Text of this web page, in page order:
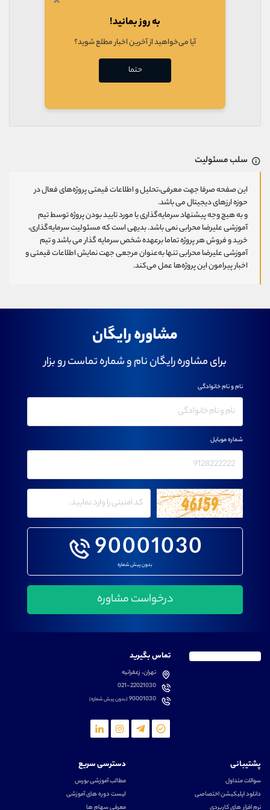
سلب مسئولیت
این صفحه صرفا جهت معرفی،تحلیل و اطلاعات قیمتی پروژه‌های فعال در
حوزه ارزهای دیجیتال می باشد.
و به هیچ وجه پیشنهاد سرمایه‌گذاری یا مورد تایید بودن پروژه توسط تیم
آموزشی علیرضا محرابی نمی باشد. بدیهی است که مسئولیت سرمایه‌گذاری،
خرید و فروش هر پروژه تماما برعهده شخص سرمایه گذار می باشد و تیم
آموزشی علیرضا محرابی تنها به‌عنوان مرجعی جهت نمایش اطلاعات قیمتی و
اخبار پیرامون این پروژه‌‌ها عمل می‌کند.
مشاوره رایگان
برای مشاوره رایگان نام و شماره تماست رو بزار
90001030
بدون پیش شماره
نام و نام خانوادگی
شماره موبایل
تماس بگیرید
تهران، زعفرانیه
021-22021030
90001030(بدون پیش شماره)
پشتیبانی
سوالات متداول
دانلود اپلیکیشن اختصاصی
نرم افزار های کاربردی
دسترسی سریع
مطالب آموزشی بورس
لیست دوره های آموزشی
معرفی سهام ها
به روز بمانید!
آیا می‌خواهید از آخرین اخبار مطلع شوید؟
حتما